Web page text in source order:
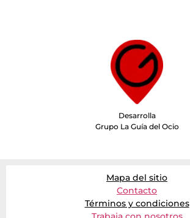
Desarrolla
Grupo La Guía del Ocio
Mapa del sitio
Contacto
Términos y condiciones